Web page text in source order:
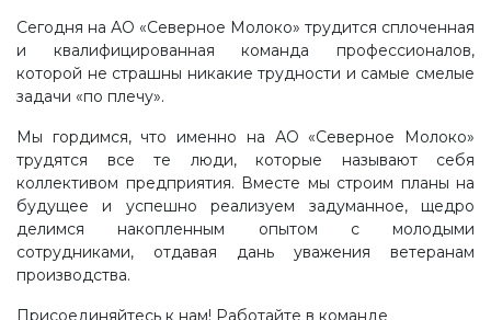
Сегодня на АО «Северное Молоко» трудится сплоченная
и квалифицированная команда профессионалов,
которой не страшны никакие трудности и самые смелые
задачи «по плечу».
Мы гордимся, что именно на АО «Северное Молоко»
трудятся все те люди, которые называют себя
коллективом предприятия. Вместе мы строим планы на
будущее и успешно реализуем задуманное, щедро
делимся накопленным опытом с молодыми
сотрудниками, отдавая дань уважения ветеранам
производства.
Присоединяйтесь к нам! Работайте в команде